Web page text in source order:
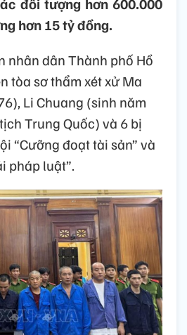
đối tượng hơn 600.000
hơn 15 tỷ đồng.
nhân dân Thành phố Hồ
tòa sơ thẩm xét xử Ma
Li Chuang (sinh năm
Trung Quốc) và 6 bị
“Cưỡng đoạt tài sản” và
pháp luật”.